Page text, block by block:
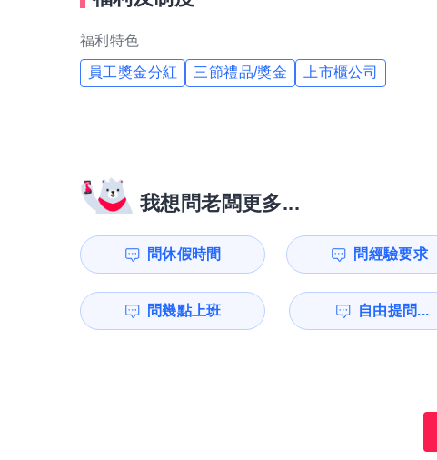
福利特色
員工獎金分紅 三節禮品/獎金 上市櫃公司
我想問老闆更多...
問休假時間 問經驗要求
問幾點上班 自由提問...